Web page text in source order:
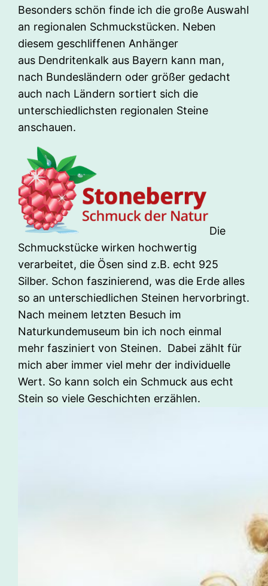
Besonders schön finde ich die große Auswahl
an regionalen Schmuckstücken. Neben
diesem geschliffenen Anhänger
aus Dendritenkalk aus Bayern kann man,
nach Bundesländern oder größer gedacht
auch nach Ländern sortiert sich die
unterschiedlichsten regionalen Steine
anschauen.
Die
Schmuckstücke wirken hochwertig
verarbeitet, die Ösen sind z.B. echt 925
Silber. Schon faszinierend, was die Erde alles
so an unterschiedlichen Steinen hervorbringt.
Nach meinem letzten Besuch im
Naturkundemuseum bin ich noch einmal
mehr fasziniert von Steinen. Dabei zählt für
mich aber immer viel mehr der individuelle
Wert. So kann solch ein Schmuck aus echt
Stein so viele Geschichten erzählen.